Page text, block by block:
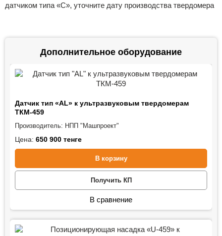
датчиком типа «C», уточните дату производства твердомера
Дополнительное оборудование
Датчик тип «АL» к ультразвуковым твердомерам
ТКМ-459
Производитель: НПП "Машпроект"
Цена: 650 900 тенге
В корзину
Получить КП
В сравнение